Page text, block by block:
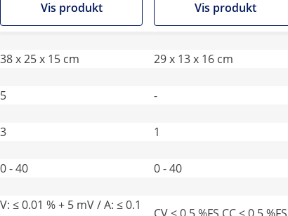
Vis produkt Vis produkt
38 x 25 x 15 cm 29 x 13 x 16 cm
5 -
3 1
0 - 40 0 - 40
V: ≤ 0.01 % + 5 mV / A: ≤ 0.1